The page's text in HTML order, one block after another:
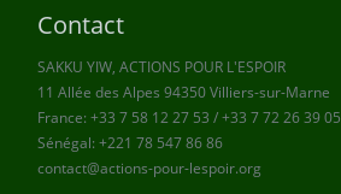
Contact
SAKKU YIW, ACTIONS POUR L'ESPOIR
11 Allée des Alpes 94350 Villiers-sur-Marne
France: +33 7 58 12 27 53 / +33 7 72 26 39 05
Sénégal: +221 78 547 86 86
contact@actions-pour-lespoir.org